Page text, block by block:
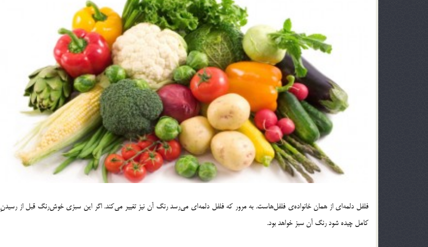
فلفل دلمه‌ای از همان خانواده‌ی فلفل‌هاست. به مرور که فلفل دلمه‌ای می‌رسد رنگ آن نیز تغییر می‌کند. اگر این سبزی خوش‌رنگ قبل از رسیدنِ
کامل چیده شود رنگ آن سبز خواهد بود.